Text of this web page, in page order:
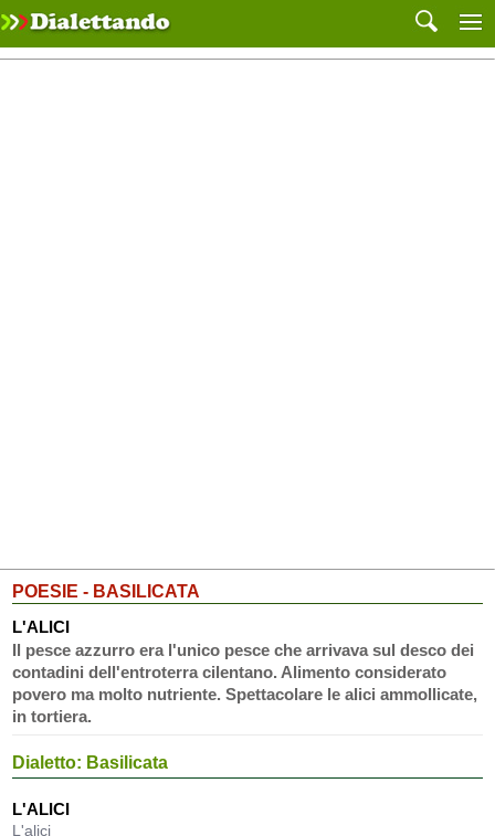
POESIE - BASILICATA
L'ALICI
Il pesce azzurro era l'unico pesce che arrivava sul desco dei
contadini dell'entroterra cilentano. Alimento considerato
povero ma molto nutriente. Spettacolare le alici ammollicate,
in tortiera.
Dialetto: Basilicata
L'ALICI
L'alici